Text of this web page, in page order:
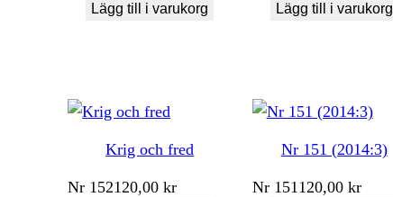
Lägg till i varukorg Lägg till i varukorg
Krig och fred
Nr 152120,00kr
Nr 151 (2014:3)
Nr 151 120,00 kr